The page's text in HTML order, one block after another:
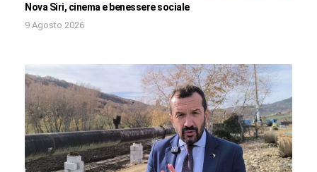
Nova Siri, cinema e benessere sociale
9 Agosto 2026